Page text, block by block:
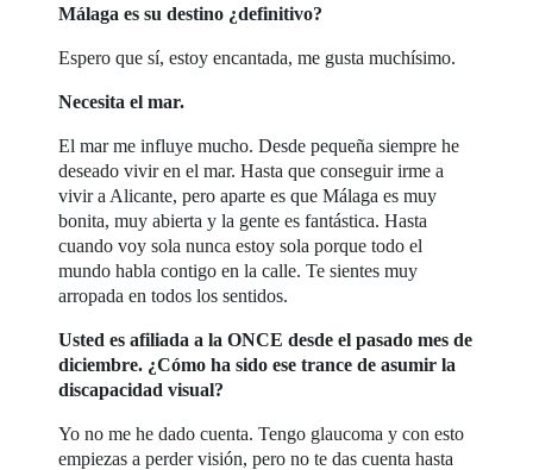
Málaga es su destino ¿definitivo?
Espero que sí, estoy encantada, me gusta muchísimo.
Necesita el mar.
El mar me influye mucho. Desde pequeña siempre he
deseado vivir en el mar. Hasta que conseguir irme a
vivir a Alicante, pero aparte es que Málaga es muy
bonita, muy abierta y la gente es fantástica. Hasta
cuando voy sola nunca estoy sola porque todo el
mundo habla contigo en la calle. Te sientes muy
arropada en todos los sentidos.
Usted es afiliada a la ONCE desde el pasado mes de
diciembre. ¿Cómo ha sido ese trance de asumir la
discapacidad visual?
Yo no me he dado cuenta. Tengo glaucoma y con esto
empiezas a perder visión, pero no te das cuenta hasta